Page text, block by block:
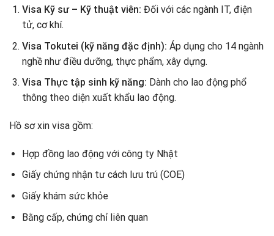
Visa Kỹ sư – Kỹ thuật viên: Đối với các ngành IT, điện
tử, cơ khí.
Visa Tokutei (kỹ năng đặc định): Áp dụng cho 14 ngành
nghề như điều dưỡng, thực phẩm, xây dựng.
Visa Thực tập sinh kỹ năng: Dành cho lao động phổ
thông theo diện xuất khẩu lao động.
Hồ sơ xin visa gồm:
Hợp đồng lao động với công ty Nhật
Giấy chứng nhận tư cách lưu trú (COE)
Giấy khám sức khỏe
Bằng cấp, chứng chỉ liên quan